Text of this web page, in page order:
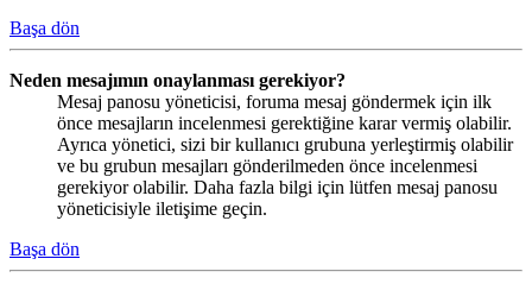
Başa dön
Neden mesajımın onaylanması gerekiyor?
Mesaj panosu yöneticisi, foruma mesaj göndermek için ilk
önce mesajların incelenmesi gerektiğine karar vermiş olabilir.
Ayrıca yönetici, sizi bir kullanıcı grubuna yerleştirmiş olabilir
ve bu grubun mesajları gönderilmeden önce incelenmesi
gerekiyor olabilir. Daha fazla bilgi için lütfen mesaj panosu
yöneticisiyle iletişime geçin.
Başa dön